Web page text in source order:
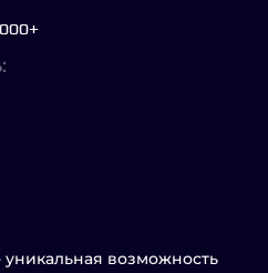
уникальная возможность